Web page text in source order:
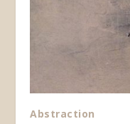
Abstraction